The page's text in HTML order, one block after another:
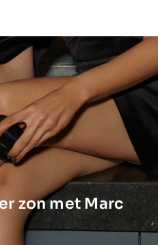
zon met Marc